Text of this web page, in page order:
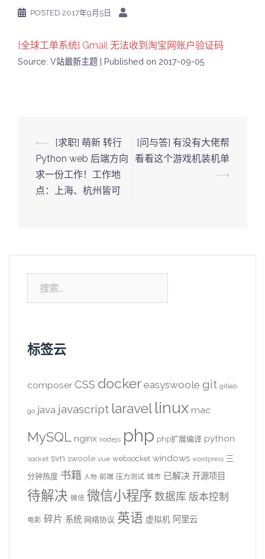
POSTED 2017年9月5日
[全球工单系统] Gmail 无法收到淘宝网账户验证码
Source: V站最新主题 Published on 2017-09-05
Post
navigation
⟵
[求职] 萌新 转行
Python web 后端方向
求一份工作！工作地
点：上海、杭州皆可
[问与答] 有没有大佬帮
看看这个游戏机装机单
⟶
索：
标签云
composer CSS docker easyswoole git gitlab
go java javascript laravel linux mac
MySQL nginx nodejs php php扩展编译 python
socket svn swoole vue websocket windows wordpress 三
分钟热度 书籍 人物 前端 压力测试 城市 已解决 开源项目
待解决 微信 微信小程序 数据库 版本控制
电影 碎片 系统 网络协议 英语 虚拟机 阿里云